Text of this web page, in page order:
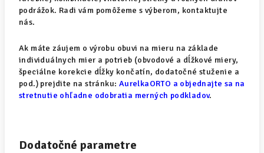
podrážok. Radi vám pomôžeme s výberom, kontaktujte
nás.
Ak máte záujem o výrobu obuvi na mieru na základe
individuálnych mier a potrieb (obvodové a dĺžkové miery,
špeciálne korekcie dĺžky končatín, dodatočné stuženie a
pod.) prejdite na stránku: AurelkaORTO a objednajte sa na
stretnutie ohľadne odobratia merných podkladov.
Dodatočné parametre